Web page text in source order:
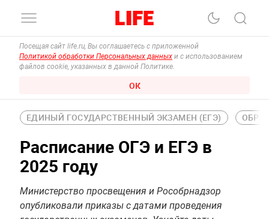
Посещая сайт life.ru, Вы соглашаетесь с приложенной
Политикой обработки Персональных данных и с использованием
файлов cookie, указанных в данной Политике.
ОК
ЕДИНЫЙ ГОСУДАРСТВЕННЫЙ ЭКЗАМЕН (ЕГЭ)
Расписание ОГЭ и ЕГЭ в
2025 году
​​Министерство просвещения и Рособрнадзор
опубликовали приказы с датами проведения